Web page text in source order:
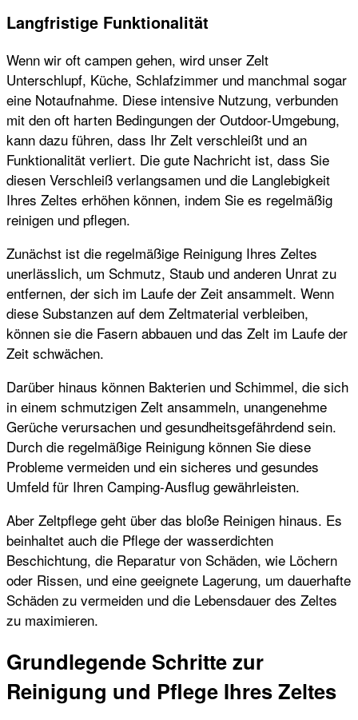
Langfristige Funktionalität
Wenn wir oft campen gehen, wird unser Zelt
Unterschlupf, Küche, Schlafzimmer und manchmal sogar
eine Notaufnahme. Diese intensive Nutzung, verbunden
mit den oft harten Bedingungen der Outdoor-Umgebung,
kann dazu führen, dass Ihr Zelt verschleißt und an
Funktionalität verliert. Die gute Nachricht ist, dass Sie
diesen Verschleiß verlangsamen und die Langlebigkeit
Ihres Zeltes erhöhen können, indem Sie es regelmäßig
reinigen und pflegen.
Zunächst ist die regelmäßige Reinigung Ihres Zeltes
unerlässlich, um Schmutz, Staub und anderen Unrat zu
entfernen, der sich im Laufe der Zeit ansammelt. Wenn
diese Substanzen auf dem Zeltmaterial verbleiben,
können sie die Fasern abbauen und das Zelt im Laufe der
Zeit schwächen.
Darüber hinaus können Bakterien und Schimmel, die sich
in einem schmutzigen Zelt ansammeln, unangenehme
Gerüche verursachen und gesundheitsgefährdend sein.
Durch die regelmäßige Reinigung können Sie diese
Probleme vermeiden und ein sicheres und gesundes
Umfeld für Ihren Camping-Ausflug gewährleisten.
Aber Zeltpflege geht über das bloße Reinigen hinaus. Es
beinhaltet auch die Pflege der wasserdichten
Beschichtung, die Reparatur von Schäden, wie Löchern
oder Rissen, und eine geeignete Lagerung, um dauerhafte
Schäden zu vermeiden und die Lebensdauer des Zeltes
zu maximieren.
Grundlegende Schritte zur
Reinigung und Pflege Ihres Zeltes